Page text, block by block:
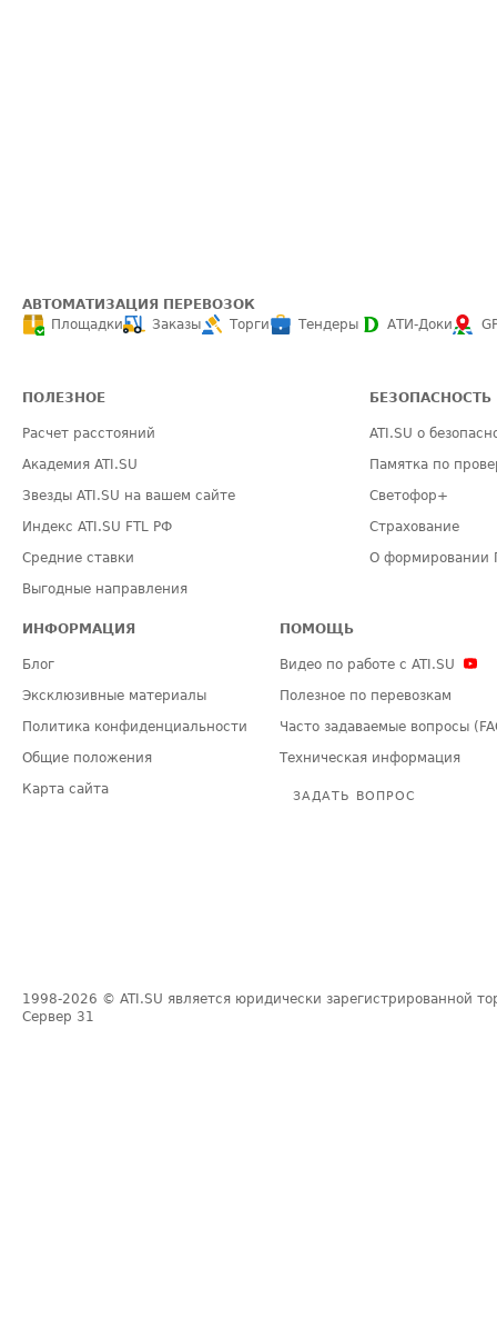
АВТОМАТИЗАЦИЯ ПЕРЕВОЗОК
Площадки
Заказы Торги Тендеры АТИ-Доки
ПОЛЕЗНОЕ
Расчет расстояний
Академия ATI.SU
Звезды ATI.SU на вашем сайте
Индекс ATI.SU FTL РФ
Средние ставки
Выгодные направления
БЕЗОПАСНОСТЬ
ATI.SU о
Памятка по
Светофор+
Страхование
О формировании
ИНФОРМАЦИЯ
Блог
Эксклюзивные материалы
Политика конфиденциальности
Общие положения
Карта сайта
ПОМОЩЬ
Видео по работе с ATI.SU
Полезное по перевозкам
Часто задаваемые вопросы
Техническая информация
ЗАДАТЬ ВОПРОС
1998-2026 © ATI.SU является юридически зарегистрированной
Сервер 31